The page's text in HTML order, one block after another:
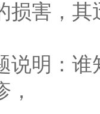
损害，其
说明：
，